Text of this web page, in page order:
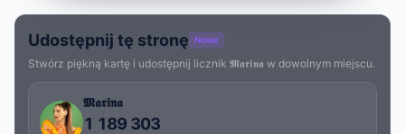
Udostępnij tę stronę Nowe
Stwórz piękną kartę i udostępnij licznik 𝕸𝖆𝖗𝖎𝖓𝖆 w dowolnym miejscu.
𝕸𝖆𝖗𝖎𝖓𝖆
1 189 303